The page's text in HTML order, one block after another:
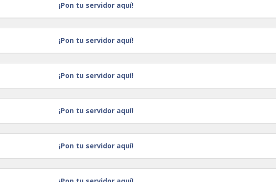
¡Pon tu servidor aquí!
¡Pon tu servidor aquí!
¡Pon tu servidor aquí!
¡Pon tu servidor aquí!
¡Pon tu servidor aquí!